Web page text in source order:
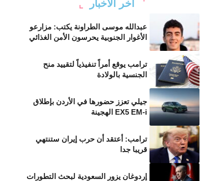
أخر الأخبار
عبدالله موسى الطراونة يكتب: مزارعو
الأغوار الجنوبية يحرسون الأمن الغذائي
ترامب يوقع أمراً تنفيذياً لتقييد منح
الجنسية بالولادة
جيلي تعزز حضورها في الأردن بإطلاق
EX5 EM-i الهجينة
ترامب: أعتقد أن حرب إيران ستنتهي
قريبا جدا
إردوغان يزور السعودية لبحث التطورات